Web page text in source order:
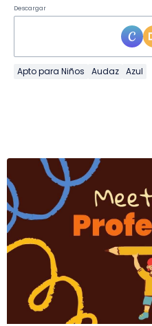
Descargar
Apto para Niños Audaz Azul